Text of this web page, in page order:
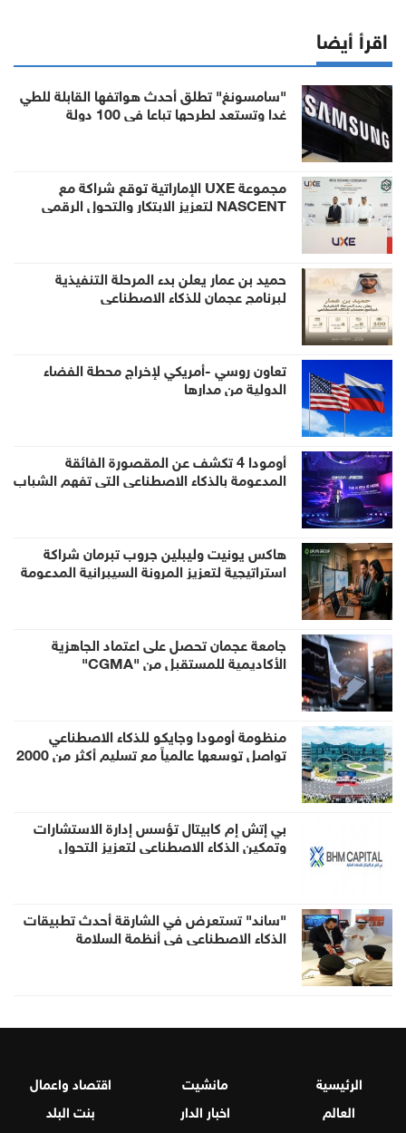
اقرأ أيضا
"سامسونغ" تطلق أحدث هواتفها القابلة للطي
غدا وتستعد لطرحها تباعا في 100 دولة
مجموعة UXE الإماراتية توقع شراكة مع
NASCENT لتعزيز الابتكار والتحول الرقمي
حميد بن عمار يعلن بدء المرحلة التنفيذية
لبرنامج عجمان للذكاء الاصطناعي
تعاون روسي -أمريكي لإخراج محطة الفضاء
الدولية من مدارها
أومودا 4 تكشف عن المقصورة الفائقة
المدعومة بالذكاء الاصطناعي التي تفهم الشباب
هاكس يونيت وليبلين جروب تبرمان شراكة
استراتيجية لتعزيز المرونة السيبرانية المدعومة
جامعة عجمان تحصل على اعتماد الجاهزية
الأكاديمية للمستقبل من "CGMA"
منظومة أومودا وجايكو للذكاء الاصطناعي
تواصل توسعها عالمياً مع تسليم أكثر من 2000
بي إتش إم كابيتال تؤسس إدارة الاستشارات
وتمكين الذكاء الاصطناعي لتعزيز التحول
"ساند" تستعرض في الشارقة أحدث تطبيقات
الذكاء الاصطناعي في أنظمة السلامة
الرئيسية مانشيت
اقتصاد واعمال
العالم
اخبار الدار
بنت البلد